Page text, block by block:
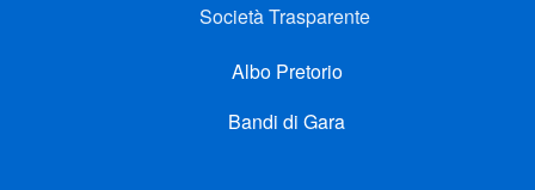
Società Trasparente
Albo Pretorio
Bandi di Gara